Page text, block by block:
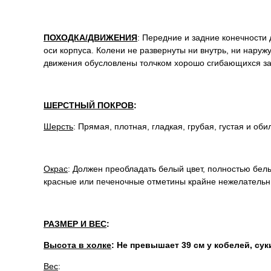
ПОХОДКА/ДВИЖЕНИЯ: Передние и задние конечности
оси корпуса. Колени не развернуты ни внутрь, ни
движения обусловлены толчком хорошо сгибающихся
ШЕРСТНЫЙ ПОКРОВ:
Шерсть: Прямая, плотная, гладкая, грубая, густая и
Окрас: Должен преобладать белый цвет, полностью
красные или печеночные отметины крайне
РАЗМЕР И ВЕС:
Высота в холке: Не превышает 39 см у кобелей,
Вес: